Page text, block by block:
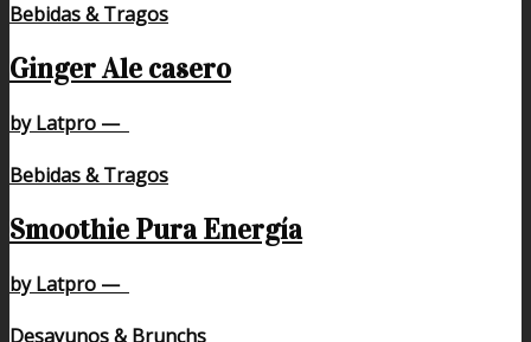
Bebidas & Tragos
Ginger Ale casero
by Latpro —
Bebidas & Tragos
Smoothie Pura Energía
by Latpro —
Desayunos & Brunchs